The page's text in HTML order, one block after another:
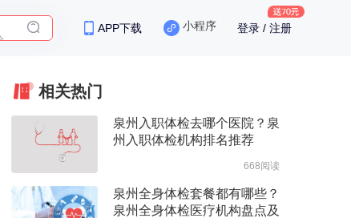
APP下载 小程序 登录 / 注册
相关热门
泉州入职体检去哪个医院？泉
州入职体检机构排名推荐
668阅读
泉州全身体检套餐都有哪些？
泉州全身体检医疗机构盘点及